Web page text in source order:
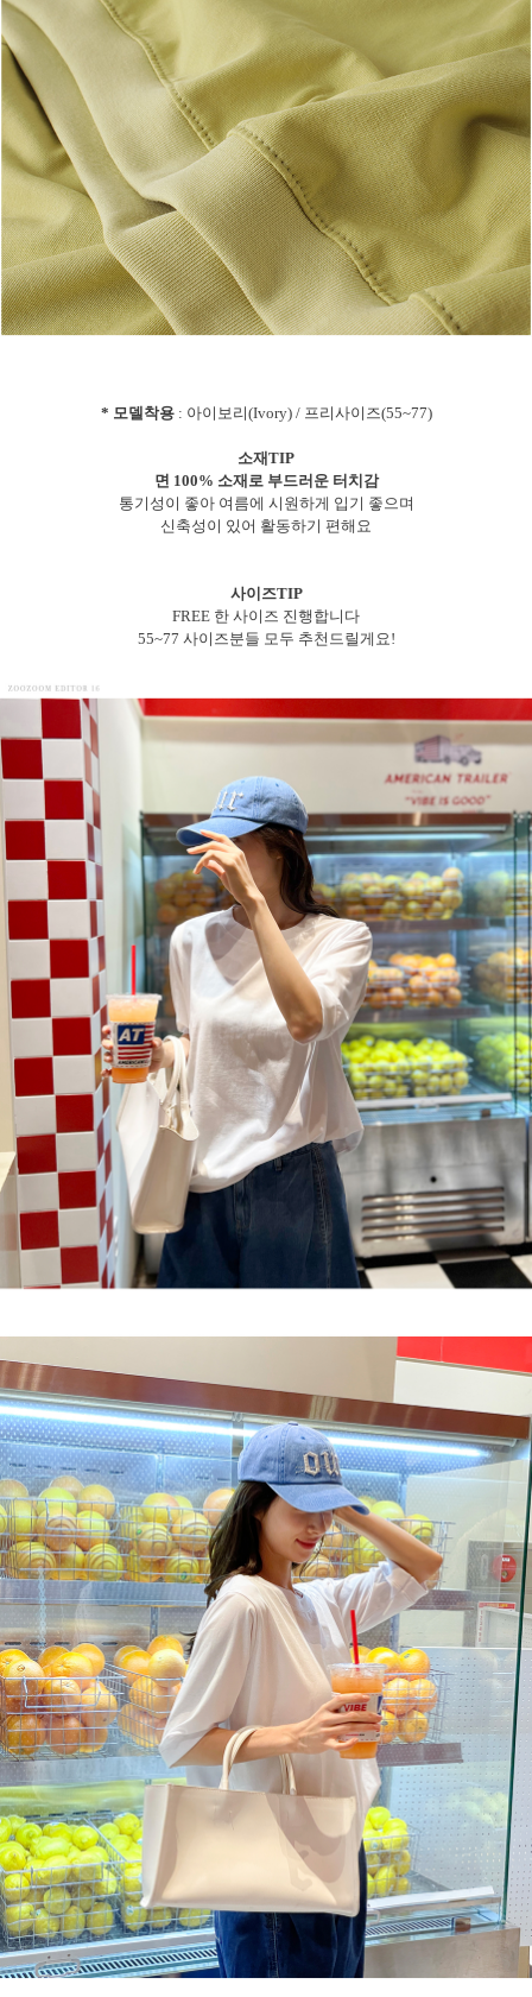
* 모델착용: 아이보리(Ivory) / 프리사이즈(55~77)
소재TIP
면 100% 소재로 부드러운 터치감
통기성이 좋아 여름에 시원하게 입기 좋으며
신축성이 있어 활동하기 편해요
사이즈TIP
FREE 한 사이즈 진행합니다
55~77 사이즈분들 모두 추천드릴게요!